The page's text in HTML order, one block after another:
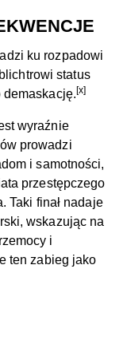
ku rozpadowi
status
demaskację.[x]
wyraźnie
prowadzi
i samotności,
przestępczego
Taki finał nadaje
wskazując na
i
ten zabieg jako